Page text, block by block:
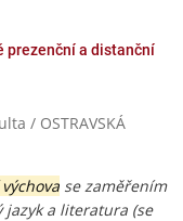
prezenční a distanční
/ OSTRAVSKÁ
se zaměřením
jazyk a literatura (se